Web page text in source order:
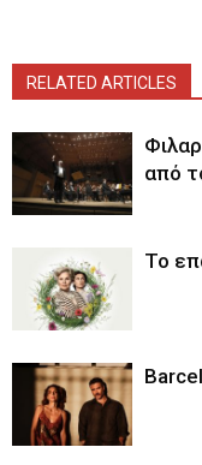
RELATED ARTICLES
από
Το